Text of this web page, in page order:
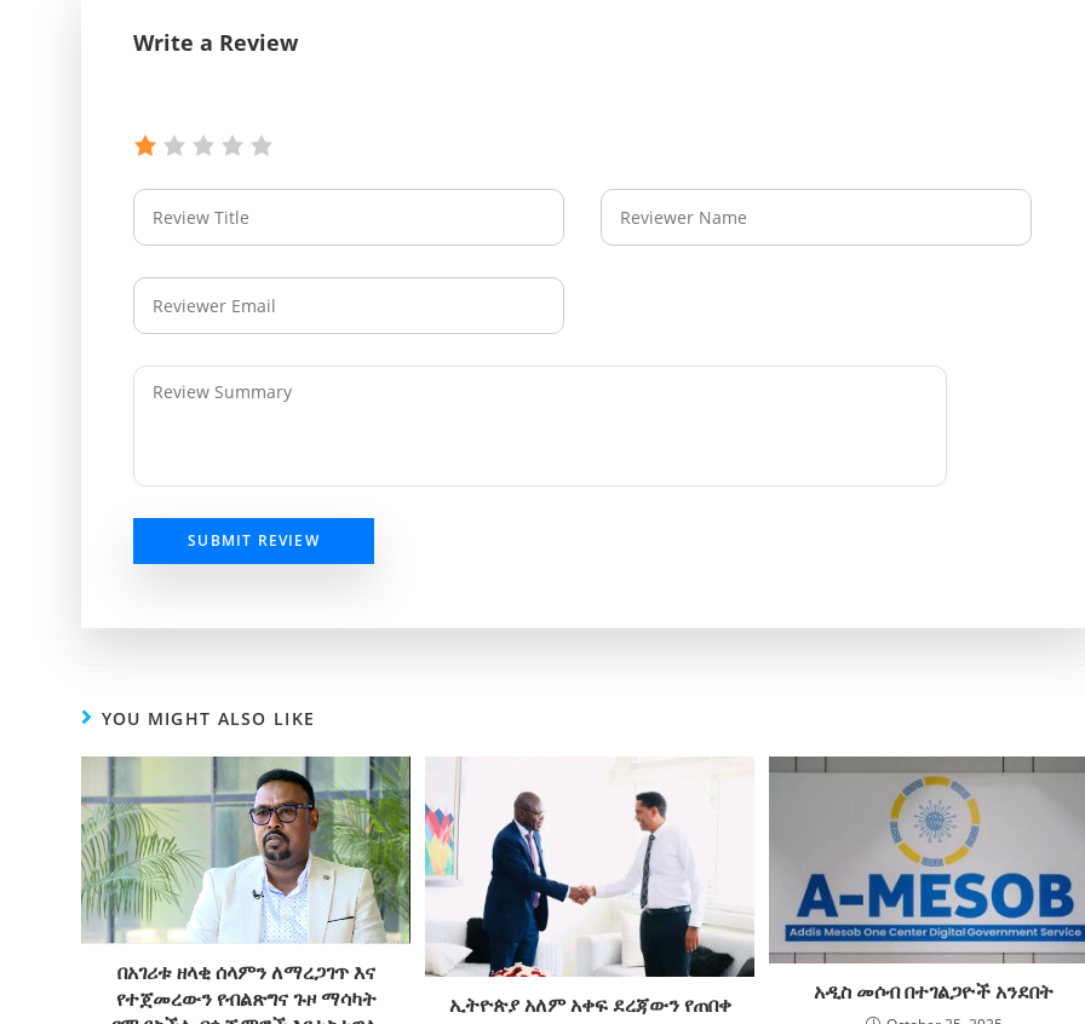
Write a Review
SUBMIT REVIEW
YOU MIGHT ALSO LIKE
በአገሪቱ ዘላቂ ሰላምን ለማረጋገጥ እና
የተጀመረውን የብልጽግና ጉዞ ማሳካት
ኢትዮጵያ አለም አቀፍ ደረጃውን የጠበቀ
አዲስ መሶብ በተገልጋዮች አንደበት